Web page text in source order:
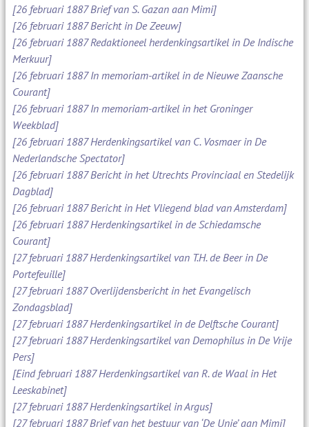
[26 februari 1887 Brief van S. Gazan aan Mimi]
[26 februari 1887 Bericht in De Zeeuw]
[26 februari 1887 Redaktioneel herdenkingsartikel in De Indische
Merkuur]
[26 februari 1887 In memoriam-artikel in de Nieuwe Zaansche
Courant]
[26 februari 1887 In memoriam-artikel in het Groninger
Weekblad]
[26 februari 1887 Herdenkingsartikel van C. Vosmaer in De
Nederlandsche Spectator]
[26 februari 1887 Bericht in het Utrechts Provinciaal en Stedelijk
Dagblad]
[26 februari 1887 Bericht in Het Vliegend blad van Amsterdam]
[26 februari 1887 Herdenkingsartikel in de Schiedamsche
Courant]
[27 februari 1887 Herdenkingsartikel van T.H. de Beer in De
Portefeuille]
[27 februari 1887 Overlijdensbericht in het Evangelisch
Zondagsblad]
[27 februari 1887 Herdenkingsartikel in de Delftsche Courant]
[27 februari 1887 Herdenkingsartikel van Demophilus in De Vrije
Pers]
[Eind februari 1887 Herdenkingsartikel van R. de Waal in Het
Leeskabinet]
[27 februari 1887 Herdenkingsartikel in Argus]
[27 februari 1887 Brief van het bestuur van ‘De Unie’ aan Mimi]